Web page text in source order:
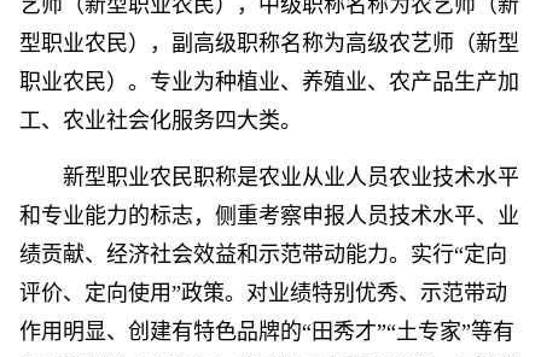
艺师（新型职业农民），中级职称名称为农艺师（新
型职业农民），副高级职称名称为高级农艺师（新型
职业农民）。专业为种植业、养殖业、农产品生产加
工、农业社会化服务四大类。
新型职业农民职称是农业从业人员农业技术水平
和专业能力的标志，侧重考察申报人员技术水平、业
绩贡献、经济社会效益和示范带动能力。实行“定向
评价、定向使用”政策。对业绩特别优秀、示范带动
作用明显、创建有特色品牌的“田秀才”“土专家”等有